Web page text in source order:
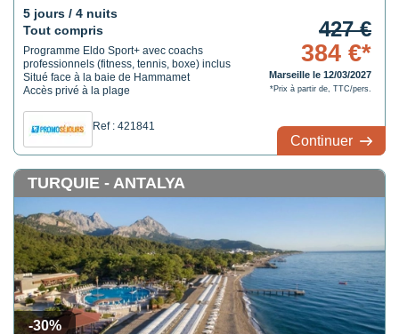
5 jours / 4 nuits
Tout compris
Programme Eldo Sport+ avec coachs
professionnels (fitness, tennis, boxe) inclus
Situé face à la baie de Hammamet
Accès privé à la plage
Ref : 421841
427 €
384 €*
Marseille le 12/03/2027
*Prix à partir de, TTC/pers.
Continuer
-30%
TURQUIE - ANTALYA